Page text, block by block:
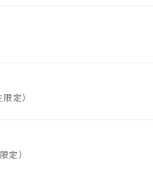
定）
定）